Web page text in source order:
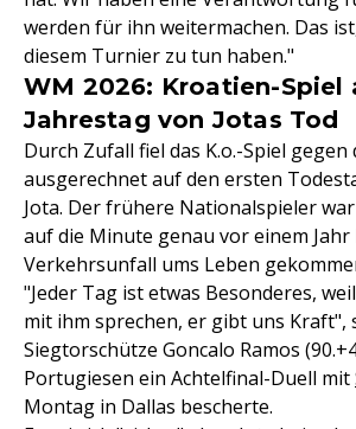
werden für ihn weitermachen. Das
diesem Turnier zu tun haben."
WM 2026: Kroatien-Spiel
Jahrestag von Jotas Tod
Durch Zufall fiel das K.o.-Spiel gegen
ausgerechnet auf den ersten
Jota. Der frühere Nationalspieler
auf die Minute genau vor einem Jahr
Verkehrsunfall ums Leben
"Jeder Tag ist etwas Besonderes,
mit ihm sprechen, er gibt uns Kraft",
Siegtorschütze Goncalo Ramos
Portugiesen ein Achtelfinal-Duell mit
Montag in Dallas bescherte.